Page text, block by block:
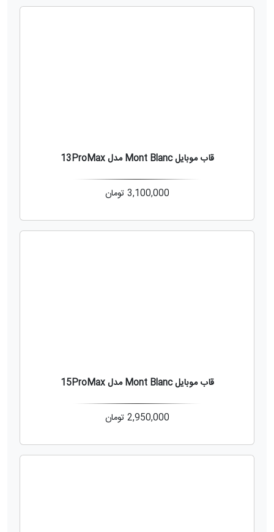
قاب موبایل Mont Blanc مدل 13ProMax
3,100,000 تومان
قاب موبایل Mont Blanc مدل 15ProMax
2,950,000 تومان